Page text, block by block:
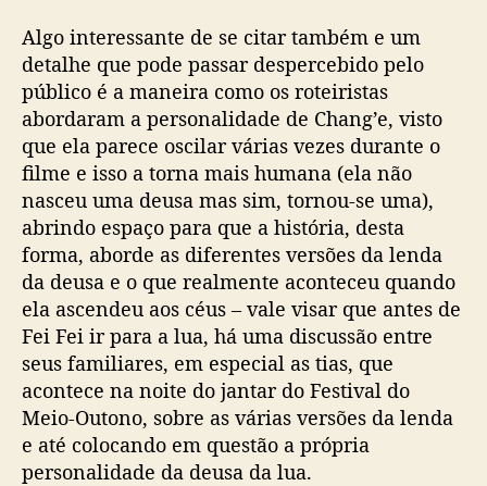
Algo interessante de se citar também e um
detalhe que pode passar despercebido pelo
público é a maneira como os roteiristas
abordaram a personalidade de Chang’e, visto
que ela parece oscilar várias vezes durante o
filme e isso a torna mais humana (ela não
nasceu uma deusa mas sim, tornou-se uma),
abrindo espaço para que a história, desta
forma, aborde as diferentes versões da lenda
da deusa e o que realmente aconteceu quando
ela ascendeu aos céus – vale visar que antes de
Fei Fei ir para a lua, há uma discussão entre
seus familiares, em especial as tias, que
acontece na noite do jantar do Festival do
Meio-Outono, sobre as várias versões da lenda
e até colocando em questão a própria
personalidade da deusa da lua.